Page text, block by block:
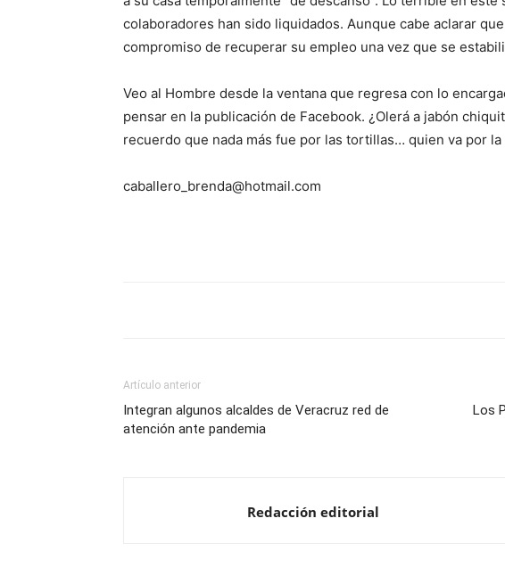
colaboradores han sido liquidados. Aunque cabe aclarar
compromiso de recuperar su empleo una vez que se
Veo al Hombre desde la ventana que regresa con lo
pensar en la publicación de Facebook. ¿Olerá a jabón
recuerdo que nada más fue por las tortillas… quien va por la
caballero_brenda@hotmail.com
Artículo anterior
Integran algunos alcaldes de Veracruz red de
atención ante pandemia
Los
Redacción editorial